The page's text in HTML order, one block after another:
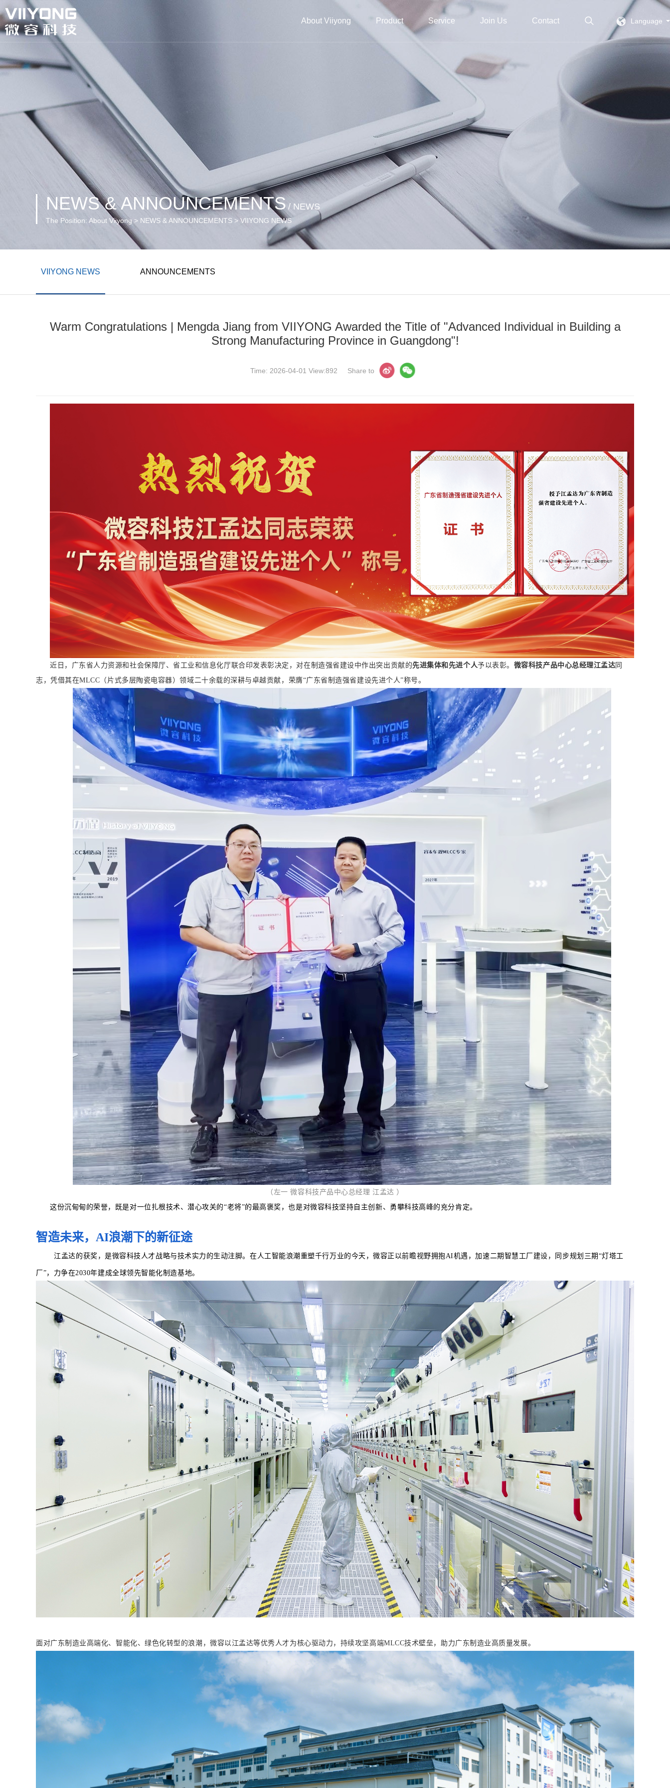
About Viiyong Product Service Join Us Contact Language
NEWS & ANNOUNCEMENTS / NEWS
The Position: About Viiyong > NEWS & ANNOUNCEMENTS > VIIYONG NEWS
VIIYONG NEWS ANNOUNCEMENTS
Warm Congratulations | Mengda Jiang from VIIYONG Awarded the Title of "Advanced Individual in Building a
Strong Manufacturing Province in Guangdong"!
Time: 2026-04-01 View:892 Share to
近日，广东省人力资源和社会保障厅、省工业和信息化厅联合印发表彰决定，对在制造强省建设中作出突出贡献的先进集体和先进个人予以表彰。 微容科技产品中心总经理江孟达 同
志，凭借其在MLCC（片式多层陶瓷电容器）领域二十余载的深耕与卓越贡献，荣膺“广东省制造强省建设先进个人”称号。
（左一 微容科技产品中心总经理 江孟达 ）
这份沉甸甸的荣誉，既是对一位扎根技术、潜心攻关的“老将”的最高褒奖，也是对微容科技坚持自主创新、勇攀科技高峰的充分肯定。
智造未来， AI浪潮下的新征途
江孟达的获奖，是微容科技人才战略与技术实力的生动注脚。在人工智能浪潮重塑千行万业的今天，微容正以前瞻视野拥抱AI机遇，加速二期智慧工厂建设，同步规划三期“灯塔工
厂”，力争在2030年建成全球领先智能化制造基地。
面对广东制造业高端化、智能化、绿色化转型的浪潮，微容以江孟达等优秀人才为核心驱动力，持续攻坚高端MLCC技术壁垒，助力广东制造业高质量发展。